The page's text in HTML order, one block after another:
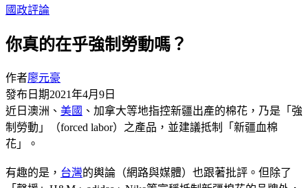
國政評論
你真的在乎強制勞動嗎？
作者廖元豪
發布日期2021年4月9日
近日澳洲、 美國 、加拿大等地指控新疆出產的棉花，乃是「強
制勞動」（forced labor）之產品，並建議抵制「新疆血棉
花」。
有趣的是， 台灣的輿論（網路與媒體）也跟著批評。但除了